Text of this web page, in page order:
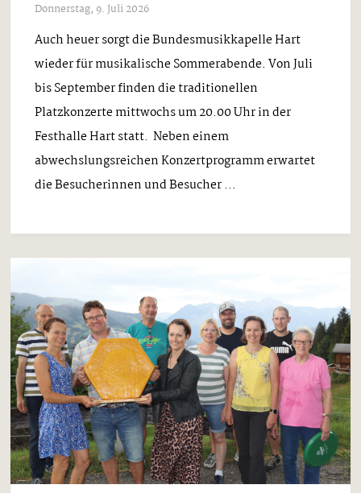
Donnerstag, 9. Juli 2026
Auch heuer sorgt die Bundesmusikkapelle Hart
wieder für musikalische Sommerabende. Von Juli
bis September finden die traditionellen
Platzkonzerte mittwochs um 20.00 Uhr in der
Festhalle Hart statt. Neben einem
abwechslungsreichen Konzertprogramm erwartet
die Besucherinnen und Besucher ...